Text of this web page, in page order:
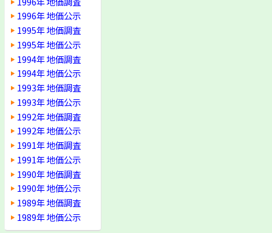
1996年 地価公示
1995年 地価調査
1995年 地価公示
1994年 地価調査
1994年 地価公示
1993年 地価調査
1993年 地価公示
1992年 地価調査
1992年 地価公示
1991年 地価調査
1991年 地価公示
1990年 地価調査
1990年 地価公示
1989年 地価調査
1989年 地価公示